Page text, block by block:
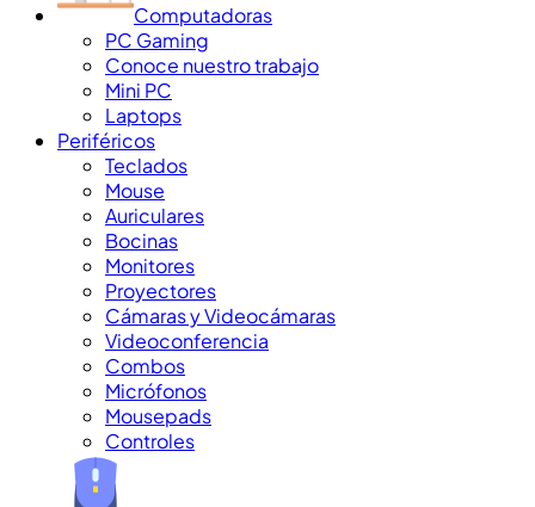
Computadoras
PC Gaming
Conoce nuestro trabajo
Mini PC
Laptops
Periféricos
Teclados
Mouse
Auriculares
Bocinas
Monitores
Proyectores
Cámaras y Videocámaras
Videoconferencia
Combos
Micrófonos
Mousepads
Controles